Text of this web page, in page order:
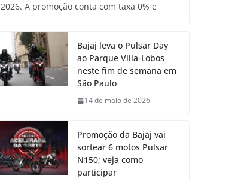
2026. A promoção conta com taxa 0% e
Bajaj leva o Pulsar Day
ao Parque Villa-Lobos
neste fim de semana em
São Paulo
14 de maio de 2026
Promoção da Bajaj vai
sortear 6 motos Pulsar
N150; veja como
participar